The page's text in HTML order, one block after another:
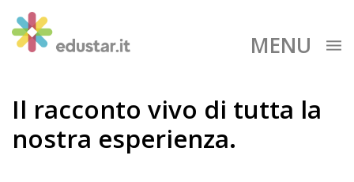
MENU
Il racconto vivo di tutta la
nostra esperienza.